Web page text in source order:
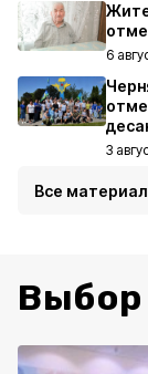
6
3
Все
Выбор